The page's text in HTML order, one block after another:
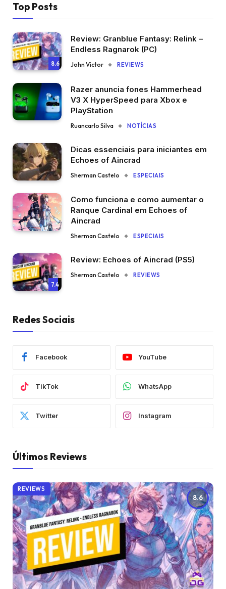
Top Posts
8.6
Review: Granblue Fantasy: Relink –
Endless Ragnarok (PC)
John Victor REVIEWS
Razer anuncia fones Hammerhead
V3 X HyperSpeed para Xbox e
PlayStation
Ruancarlo Silva NOTÍCIAS
Dicas essenciais para iniciantes em
Echoes of Aincrad
Sherman Castelo ESPECIAIS
Como funciona e como aumentar o
Ranque Cardinal em Echoes of
Aincrad
Sherman Castelo ESPECIAIS
7.4
Review: Echoes of Aincrad (PS5)
Sherman Castelo REVIEWS
Redes Sociais
Facebook YouTube
TikTok WhatsApp
Twitter Instagram
Últimos Reviews
8.6
REVIEWS